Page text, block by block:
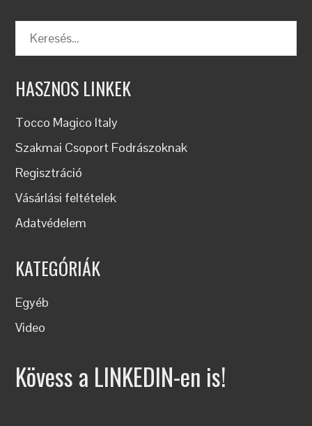
Keresés:
HASZNOS LINKEK
Tocco Magico Italy
Szakmai Csoport Fodrászoknak
Regisztráció
Vásárlási feltételek
Adatvédelem
KATEGÓRIÁK
Egyéb
Video
Kövess a LINKEDIN-en is!